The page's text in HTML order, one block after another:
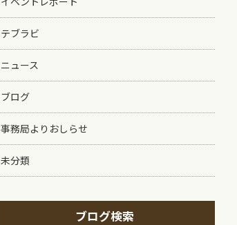
テブラビ
ニュース
ブログ
事務局よりおしらせ
未分類
ブログ検索